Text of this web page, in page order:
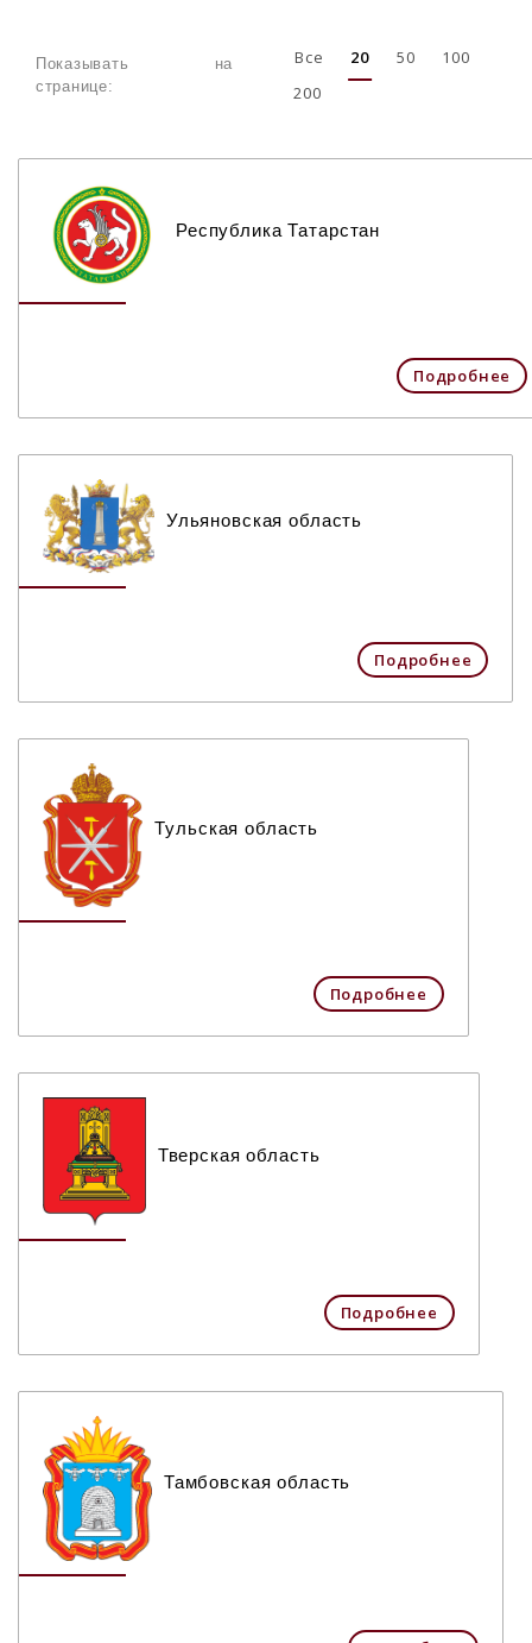
Показывать на
странице:
Все 20 50
100
200
Республика Татарстан
Подробнее
Ульяновская область
Подробнее
Тульская область
Подробнее
Тверская область
Подробнее
Тамбовская область